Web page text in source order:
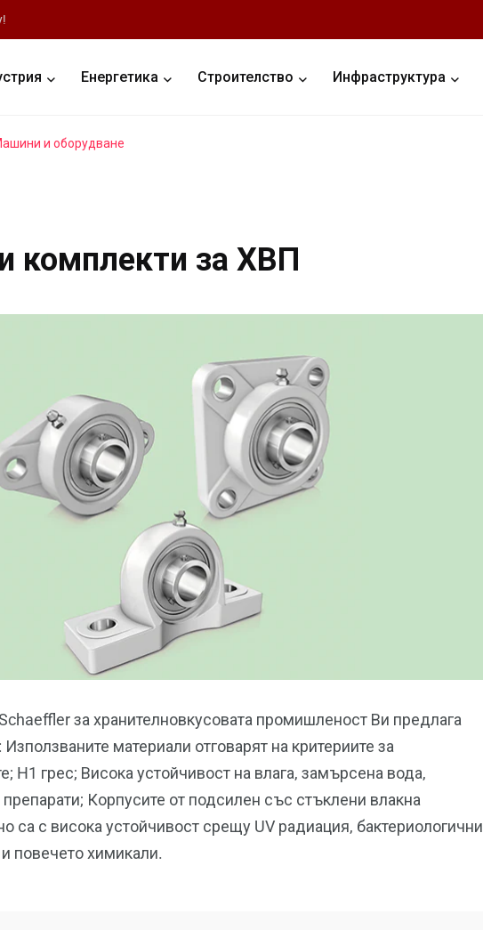
Енергетика Строителство Инфраструктура
и оборудване
комплекти за ХВП
за хранителновкусовата промишленост Ви предлага
материали отговарят на критериите за
H1 грес; Висока устойчивост на влага, замърсена вода,
Корпусите от подсилен със стъклени влакна
са с висока устойчивост срещу UV радиация, бактериологични
повечето химикали.